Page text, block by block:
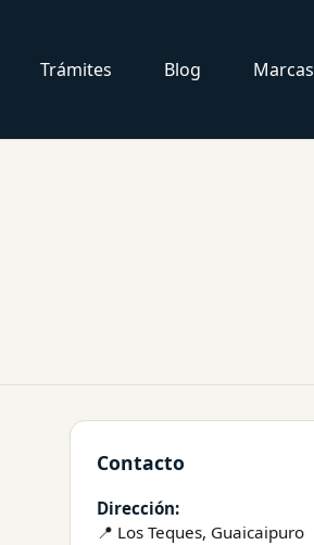
Trámites Blog Marcas
Contacto
Dirección:
📍 Los Teques, Guaicaipuro